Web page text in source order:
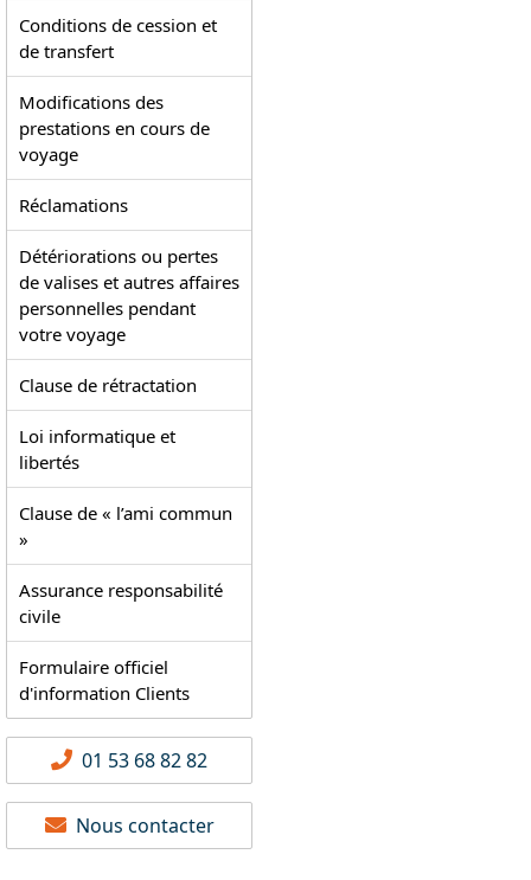
Conditions de cession et
de transfert
Modifications des
prestations en cours de
voyage
Réclamations
Détériorations ou pertes
de valises et autres affaires
personnelles pendant
votre voyage
Clause de rétractation
Loi informatique et
libertés
Clause de « l’ami commun
»
Assurance responsabilité
civile
Formulaire officiel
d'information Clients
01 53 68 82 82
Nous contacter